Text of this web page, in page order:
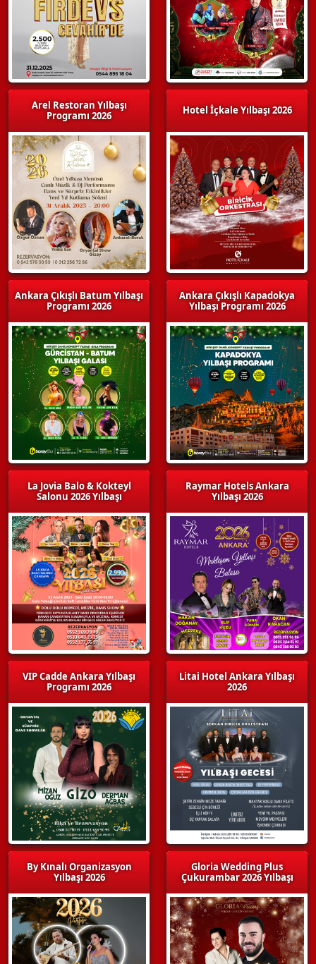
Arel Restoran Yılbaşı
Programı 2026
Ankara Çıkışlı Batum Yılbaşı
Programı 2026
La Jovia Balo & Kokteyl
Salonu 2026 Yılbaşı
VIP Cadde Ankara Yılbaşı
Programı 2026
By Kınalı Organizasyon
Yılbaşı 2026
Hotel İçkale Yılbaşı 2026
Ankara Çıkışlı Kapadokya
Yılbaşı Programı 2026
Raymar Hotels Ankara
Yılbaşı 2026
Litai Hotel Ankara Yılbaşı
2026
Gloria Wedding Plus
Çukurambar 2026 Yılbaşı